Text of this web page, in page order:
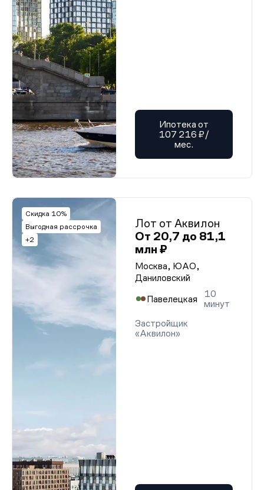
Ипотека от
107 216 ₽/
мес.
Скидка 10%
Выгодная рассрочка
+2
Лот от Аквилон
От 20,7 до 81,1
млн ₽
Москва, ЮАО,
Даниловский
Павелецкая
10
минут
Застройщик
«Аквилон»